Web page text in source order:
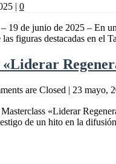
| 0
de junio de 2025 – En
figuras destacadas en el
are Closed | 23 mayo,
«Liderar
de un hito en la